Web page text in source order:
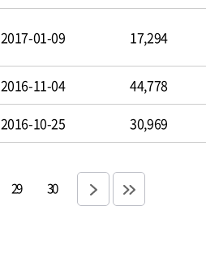
2017-01-09 17,294
2016-11-04
44,778
2016-10-25 30,969
29 30